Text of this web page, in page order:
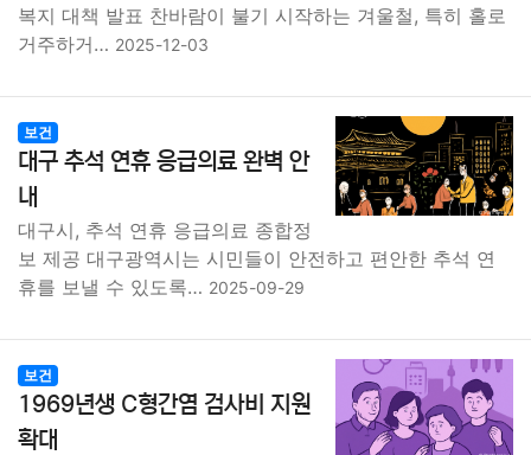
복지 대책 발표 찬바람이 불기 시작하는 겨울철, 특히 홀로
거주하거… 2025-12-03
보건
대구 추석 연휴 응급의료 완벽 안
내
대구시, 추석 연휴 응급의료 종합정
보 제공 대구광역시는 시민들이 안전하고 편안한 추석 연
휴를 보낼 수 있도록… 2025-09-29
보건
1969년생 C형간염 검사비 지원
확대